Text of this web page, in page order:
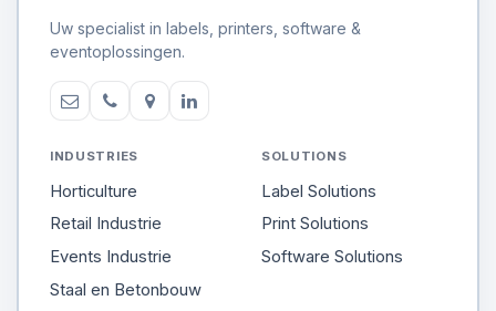
Uw specialist in labels, printers, software &
eventoplossingen.
INDUSTRIES
Horticulture
Retail Industrie
Events Industrie
Staal en Betonbouw
SOLUTIONS
Label Solutions
Print Solutions
Software Solutions